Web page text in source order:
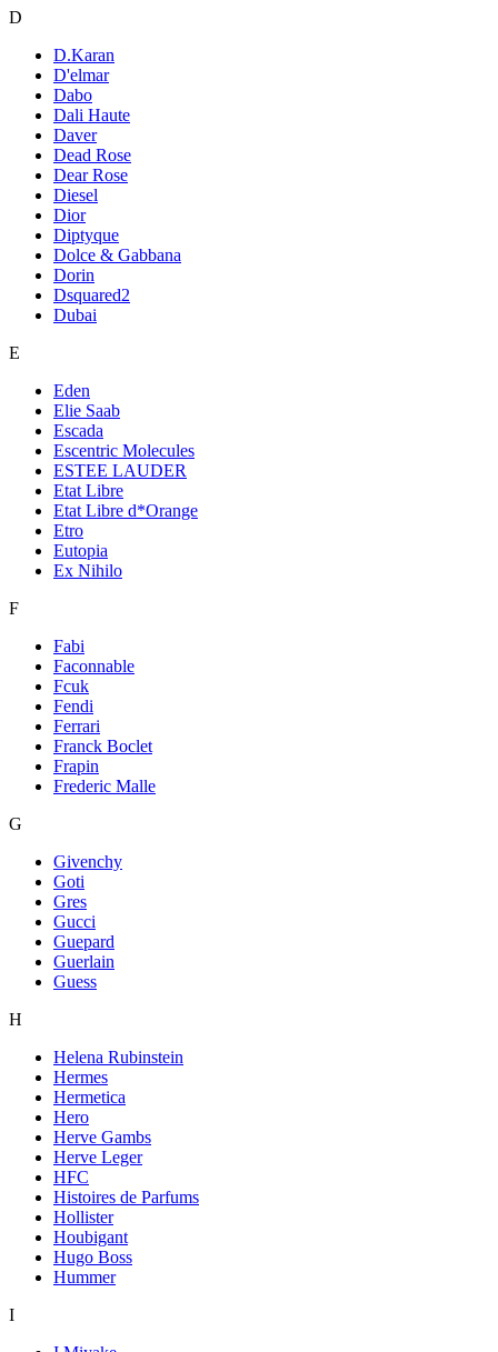
D
D.Karan
D'elmar
Dabo
Dali Haute
Daver
Dead Rose
Dear Rose
Diesel
Dior
Diptyque
Dolce & Gabbana
Dorin
Dsquared2
Dubai
E
Eden
Elie Saab
Escada
Escentric Molecules
ESTEE LAUDER
Etat Libre
Etat Libre d*Orange
Etro
Eutopia
Ex Nihilo
F
Fabi
Faconnable
Fcuk
Fendi
Ferrari
Franck Boclet
Frapin
Frederic Malle
G
Givenchy
Goti
Gres
Gucci
Guepard
Guerlain
Guess
H
Helena Rubinstein
Hermes
Hermetica
Hero
Herve Gambs
Herve Leger
HFC
Histoires de Parfums
Hollister
Houbigant
Hugo Boss
Hummer
I